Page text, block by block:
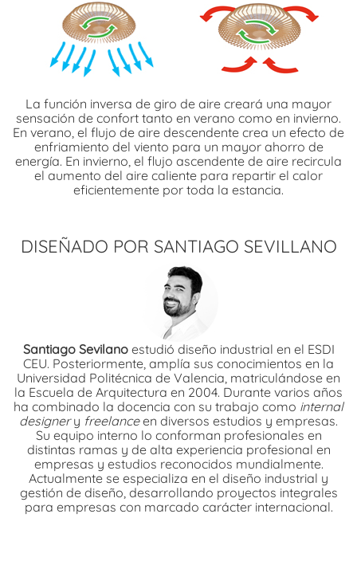
La función inversa de giro de aire creará una mayor
sensación de confort tanto en verano como en invierno.
En verano, el flujo de aire descendente crea un efecto de
enfriamiento del viento para un mayor ahorro de
energía. En invierno, el flujo ascendente de aire recircula
el aumento del aire caliente para repartir el calor
eficientemente por toda la estancia.
DISEÑADO POR SANTIAGO SEVILLANO
Santiago Sevilanoestudió diseño industrial en el ESDI
CEU. Posteriormente, amplía sus conocimientos en la
Universidad Politécnica de Valencia, matriculándose en
la Escuela de Arquitectura en 2004. Durante varios años
ha combinado la docencia con su trabajo como internal
designery freelanceen diversos estudios y empresas.
Su equipo interno lo conforman profesionales en
distintas ramas y de alta experiencia profesional en
empresas y estudios reconocidos mundialmente.
Actualmente se especializa en el diseño industrial y
gestión de diseño, desarrollando proyectos integrales
para empresas con marcado carácter internacional.